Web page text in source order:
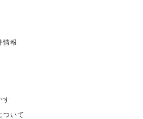
情報
す
ついて